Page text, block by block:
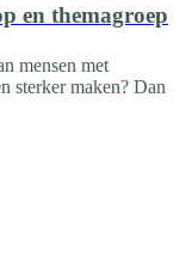
en themagroep
mensen met
sterker maken? Dan